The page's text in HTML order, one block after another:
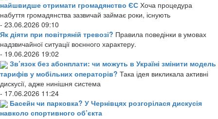
найшвидше отримати громадянство ЄС Хоча процедура
набуття громадянства зазвичай займає роки, існують
- 23.06.2026 09:10
Як діяти при повітряній тревозі? Правила поведінки в умовах
надзвичайної ситуації воєнного характеру.
- 19.06.2026 19:02
Зв’язок без абонплати: чи можуть в Україні змінити модель
тарифів у мобільних операторів? Така ідея викликала активні
дискусії, адже нинішня система
- 17.06.2026 11:24
Басейн чи парковка? У Чернівцях розгорілася дискусія
навколо спортивного об’єкта